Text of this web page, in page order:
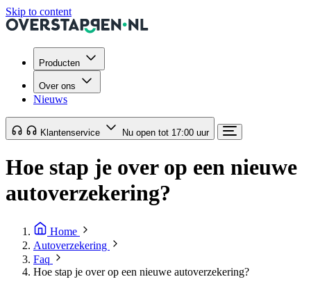
Skip to content
Producten
Over ons
Nieuws
Klantenservice Nu open tot 17:00 uur
Hoe stap je over op een nieuwe
autoverzekering?
Home
Autoverzekering
Faq
Hoe stap je over op een nieuwe autoverzekering?